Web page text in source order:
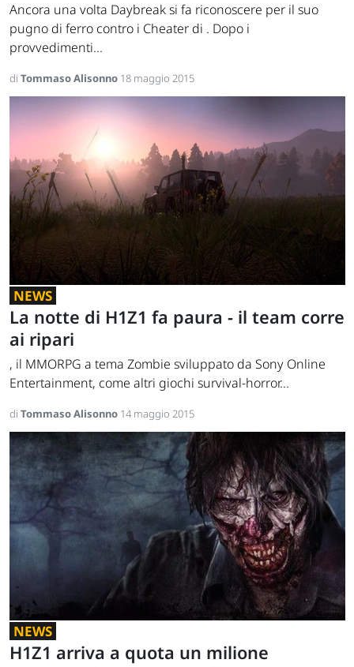
Ancora una volta Daybreak si fa riconoscere per il suo
pugno di ferro contro i Cheater di . Dopo i
provvedimenti...
di Tommaso Alisonno 18 maggio 2015
NEWS
La notte di H1Z1 fa paura - il team corre
ai ripari
, il MMORPG a tema Zombie sviluppato da Sony Online
Entertainment, come altri giochi survival-horror...
di Tommaso Alisonno 14 maggio 2015
NEWS
H1Z1 arriva a quota un milione